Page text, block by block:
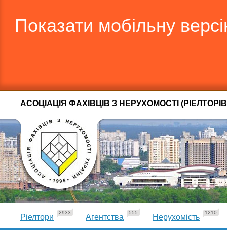
Показати мобільну
АСОЦІАЦІЯ ФАХІВЦІВ З НЕРУХОМОСТІ
Ріелтори
2933
Агентства
555
Нерухомість
1210